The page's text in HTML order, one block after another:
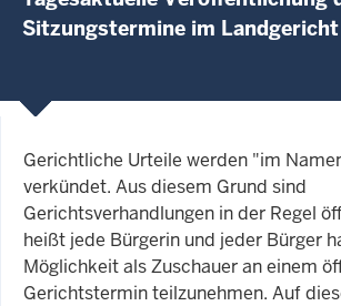
Sitzungstermine im
Gerichtliche Urteile werden "im
verkündet. Aus diesem Grund sind
Gerichtsverhandlungen in der Regel
heißt jede Bürgerin und jeder Bürger
Möglichkeit als Zuschauer an einem
Gerichtstermin teilzunehmen. Auf